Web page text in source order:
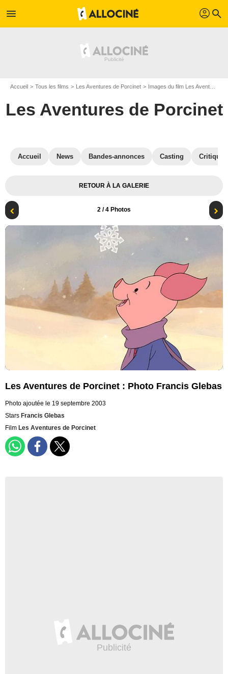
menu profil search
Accueil Tous les films Les Aventures de Porcinet Images du film Les Aventures de Porcinet
Les Aventures de Porcinet
Accueil News Bandes-annonces Casting
RETOUR À LA GALERIE
2 / 4 Photos
Les Aventures de Porcinet : Photo Francis Glebas
Photo ajoutée le 19 septembre 2003
Stars Francis Glebas
Film Les Aventures de Porcinet